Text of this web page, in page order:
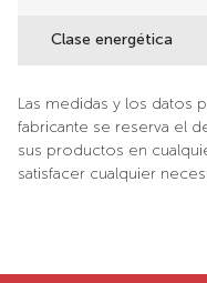
Clase energética
Las medidas y los datos
fabricante se reserva el
sus productos en
satisfacer cualquier